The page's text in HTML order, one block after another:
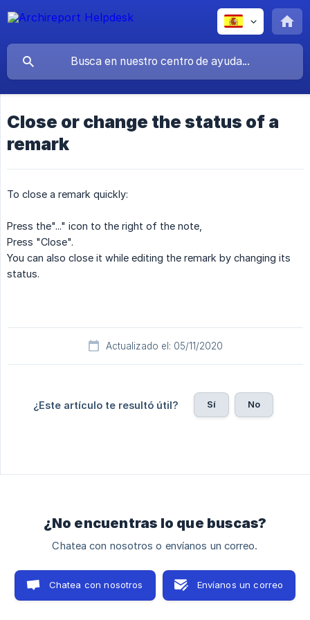
Close or change the status of a
remark
To close a remark quickly:
Press the"..." icon to the right of the note,
Press "Close".
You can also close it while editing the remark by changing its
status.
Actualizado el: 05/11/2020
¿Este artículo te resultó útil? Sí No
¿No encuentras lo que buscas?
Chatea con nosotros o envíanos un correo.
Chatea con nosotros Envíanos un correo